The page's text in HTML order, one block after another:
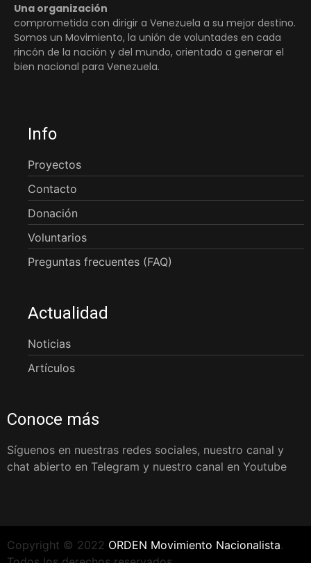
Una organización
comprometida con dirigir a Venezuela a su mejor destino.
Somos un Movimiento, la unión de voluntades en cada
rincón de la nación y del mundo, orientado a generar el
bien nacional para Venezuela.
Info
Proyectos
Contacto
Donación
Voluntarios
Preguntas frecuentes (FAQ)
Actualidad
Noticias
Artículos
Conoce más
Síguenos en nuestras redes sociales, nuestro canal y
chat abierto en Telegram y nuestro canal en Youtube
Copyright © 2022 ORDEN Movimiento Nacionalista.